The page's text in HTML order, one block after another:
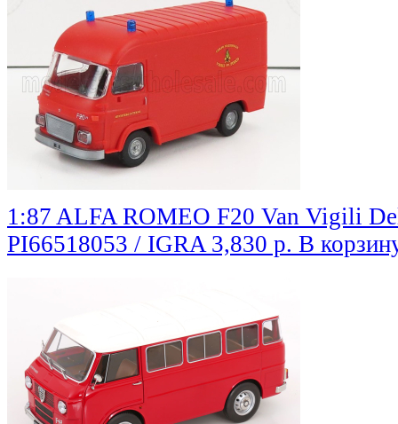
1:87 ALFA ROMEO F20 Van Vigili
PI66518053 / IGRA 3,830 р. В